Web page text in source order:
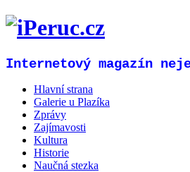
Internetový magazín
Hlavní strana
Galerie u Plazíka
Zprávy
Zajímavosti
Kultura
Historie
Naučná stezka